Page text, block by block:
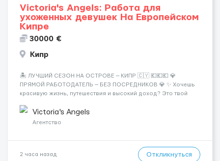
Victoria's Angels: Работа для
ухоженных девушек На Европейском
Кипре
30000 €
Кипр
🏝️ ЛУЧШИЙ СЕЗОН НА ОСТРОВЕ — КИПР 🇨🇾 💶💶💶 💎
ПРЯМОЙ РАБОТОДАТЕЛЬ — БЕЗ ПОСРЕДНИКОВ 💎 ✨ Хочешь
красивую жизнь, путешествия и высокий доход? Это твой
Опытная команда с годами практики — Стабильный поток
клиентов (без ...
Victoria's Angels
Агентство
2 часа назад Откликнуться